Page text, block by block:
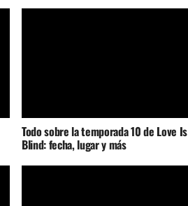
Todo sobre la temporada 10 de Love Is
Blind: fecha, lugar y más